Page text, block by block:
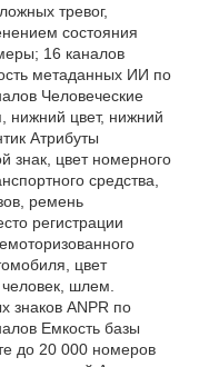
тревог,
состояния
16 каналов
метаданных ИИ по
Человеческие
нижний цвет, нижний
Атрибуты
знак, цвет номерного
средства,
ремень
регистрации
цвет
человек, шлем.
знаков ANPR по
Емкость базы
до 20 000 номеров